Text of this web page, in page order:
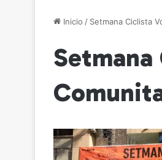
Inicio / Setmana Ciclista